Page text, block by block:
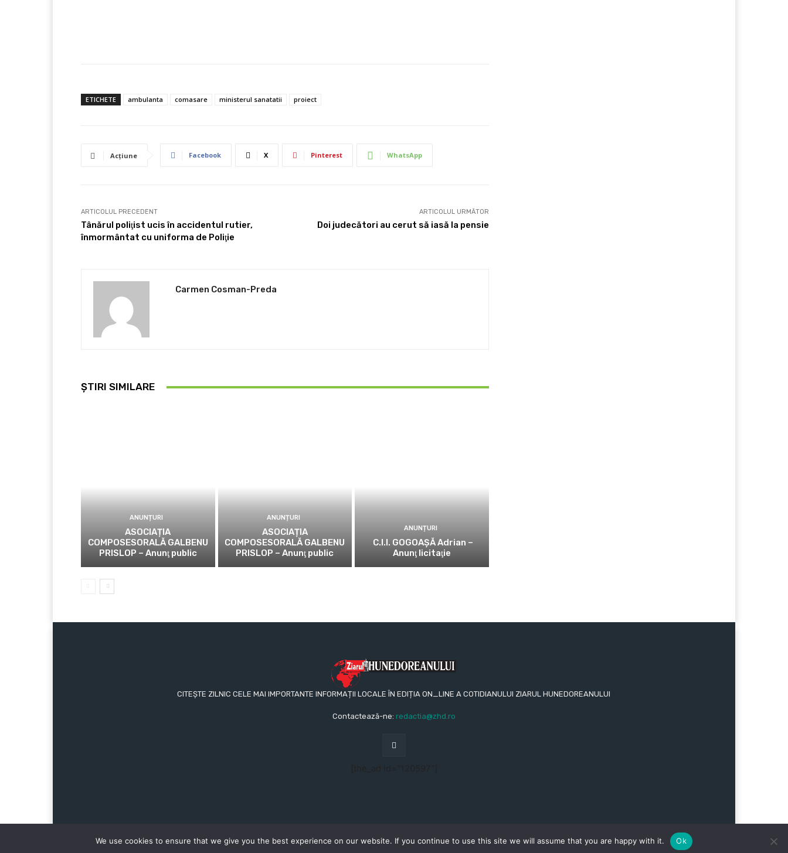
ETICHETE ambulanta comasare ministerul sanatatii proiect
Acțiune Facebook X Pinterest WhatsApp
ARTICOLUL PRECEDENT
Tânărul poliţist ucis în accidentul rutier,
înmormântat cu uniforma de Poliţie
ARTICOLUL URMĂTOR
Doi judecători au cerut să iasă la pensie
Carmen Cosman-Preda
ȘTIRI SIMILARE
ANUNȚURI
ASOCIAȚIA
COMPOSESORALĂ GALBENU
PRISLOP – Anunţ public
ANUNȚURI
ASOCIAȚIA
COMPOSESORALĂ GALBENU
PRISLOP – Anunţ public
ANUNȚURI
C.I.I. GOGOAŞĂ Adrian –
Anunţ licitaţie
CITEȘTE ZILNIC CELE MAI IMPORTANTE INFORMAȚII LOCALE ÎN EDIȚIA ON_LINE A COTIDIANULUI ZIARUL HUNEDOREANULUI
Contactează-ne: redactia@zhd.ro
© Copyright - 2015 - 2023 - Ziarul Hunedoreanului POLITICA DE CONFIDENȚIALITATE
We use cookies to ensure that we give you the best experience on our website. If you continue to use this site we will assume that you are happy with it. Ok